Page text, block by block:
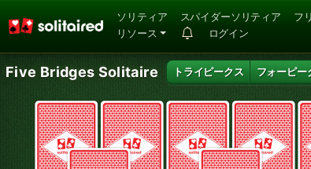
ソリティア スパイダーソリティア フ
リソース
ログイン
Five Bridges Solitaire トライピークス フォーピー